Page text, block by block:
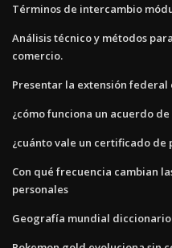
Términos de intercambio
Análisis técnico y métodos
comercio.
Presentar la extensión federal
¿cómo funciona un acuerdo de
¿cuánto vale un certificado de
Con qué frecuencia cambian
personales
Geografía mundial